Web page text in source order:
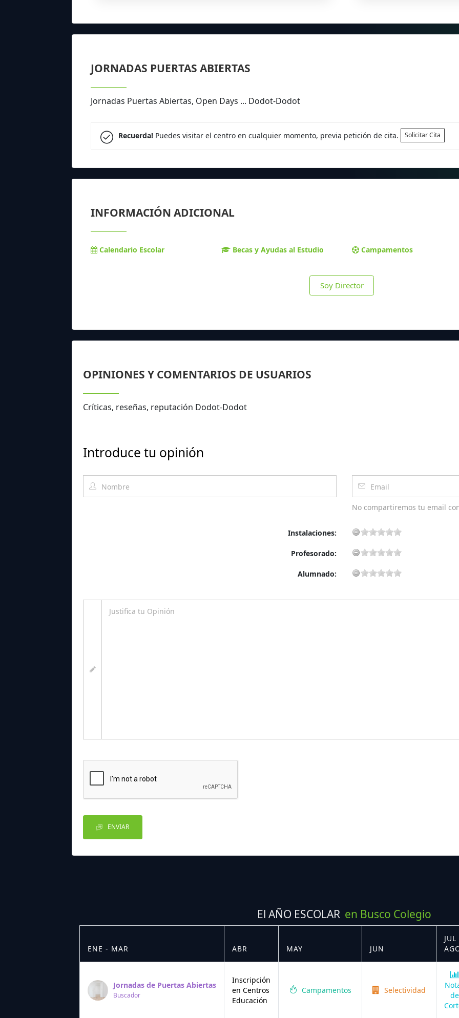
JORNADAS PUERTAS ABIERTAS
Jornadas Puertas Abiertas, Open Days ... Dodot-Dodot
Recuerda!Puedes visitar el centro en cualquier momento, previa petición de cita. Solicitar Cita
INFORMACIÓN ADICIONAL
Calendario Escolar Becas y Ayudas al Estudio Campamentos
Soy Director
OPINIONES Y COMENTARIOS DE USUARIOS
Críticas, reseñas, reputación Dodot-Dodot
Introduce tu opinión
No compartiremos tu email
Instalaciones:
Profesorado:
Alumnado:
ENVIAR
El AÑO ESCOLAR en Busco Colegio
ENE - MAR ABR MAY JUN
JUL
Jornadas de Puertas Abiertas
Buscador
Inscripción
en Centros
Educación
Campamentos Selectividad
de